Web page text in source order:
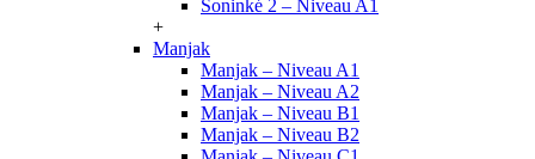
Soninké 2 – Niveau A1
+
Manjak
Manjak – Niveau A1
Manjak – Niveau A2
Manjak – Niveau B1
Manjak – Niveau B2